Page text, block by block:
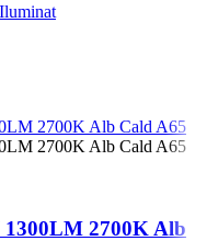
Iluminat
1300LM 2700K Alb